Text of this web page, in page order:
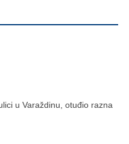
u Varaždinu, otuđio razna